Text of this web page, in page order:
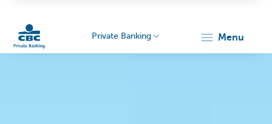
Private Banking menu